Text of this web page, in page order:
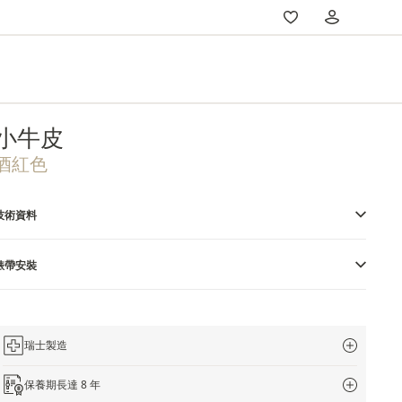
牛皮
紅色
術資料
帶安裝
瑞士製造
保養期長達 8 年